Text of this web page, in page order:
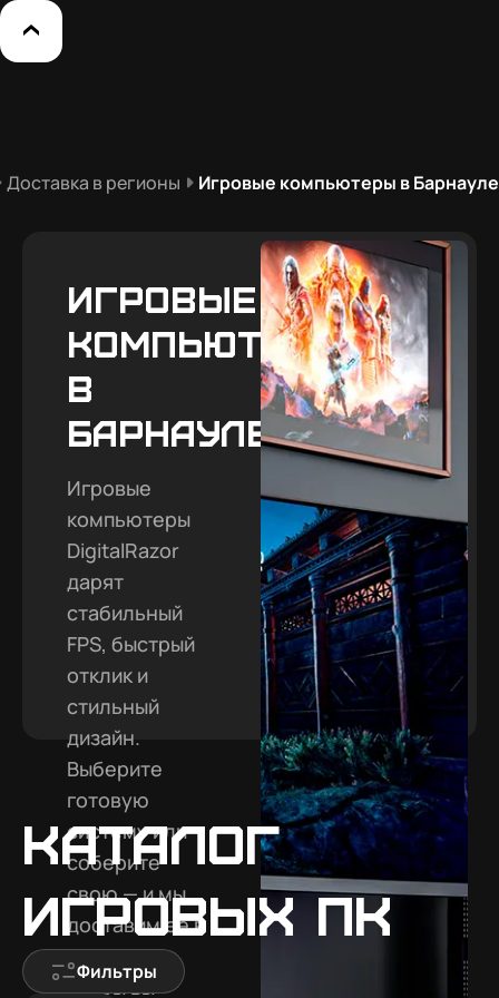
Доставка в регионы Игровые компьютеры в Барнауле
Игровые
компьютеры
в
Барнауле
Игровые
компьютеры
DigitalRazor
дарят
стабильный
FPS, быстрый
отклик и
стильный
дизайн.
Выберите
готовую
систему или
соберите
свою — и мы
доставим её в
Барнаул,
чтобы вы
Каталог
игровых ПК
Фильтры